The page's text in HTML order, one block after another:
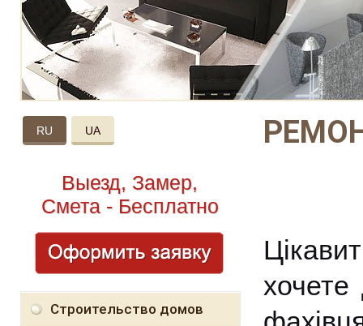
RU UA
Выезд, Замер,
Смета - Бесплатно
Строительство домов
хочете